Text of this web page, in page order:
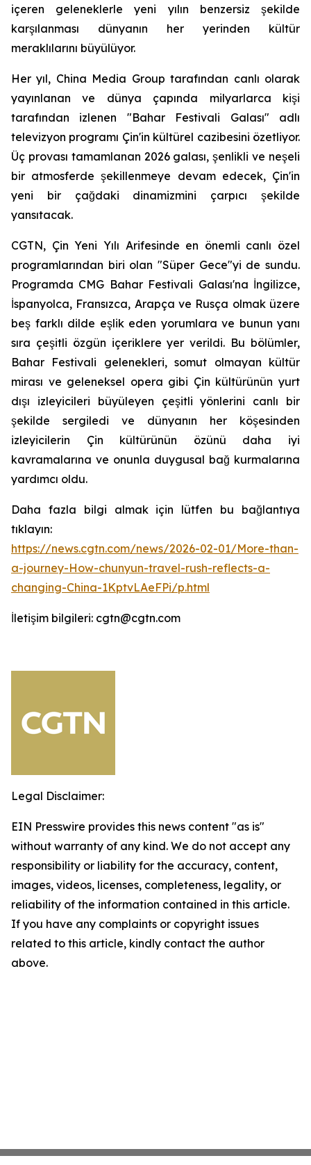
içeren geleneklerle yeni yılın benzersiz şekilde
karşılanması dünyanın her yerinden kültür
meraklılarını büyülüyor.
Her yıl, China Media Group tarafından canlı olarak
yayınlanan ve dünya çapında milyarlarca kişi
tarafından izlenen "Bahar Festivali Galası" adlı
televizyon programı Çin'in kültürel cazibesini özetliyor.
Üç provası tamamlanan 2026 galası, şenlikli ve neşeli
bir atmosferde şekillenmeye devam edecek, Çin'in
yeni bir çağdaki dinamizmini çarpıcı şekilde
yansıtacak.
CGTN, Çin Yeni Yılı Arifesinde en önemli canlı özel
programlarından biri olan "Süper Gece"yi de sundu.
Programda CMG Bahar Festivali Galası'na İngilizce,
İspanyolca, Fransızca, Arapça ve Rusça olmak üzere
beş farklı dilde eşlik eden yorumlara ve bunun yanı
sıra çeşitli özgün içeriklere yer verildi. Bu bölümler,
Bahar Festivali gelenekleri, somut olmayan kültür
mirası ve geleneksel opera gibi Çin kültürünün yurt
dışı izleyicileri büyüleyen çeşitli yönlerini canlı bir
şekilde sergiledi ve dünyanın her köşesinden
izleyicilerin Çin kültürünün özünü daha iyi
kavramalarına ve onunla duygusal bağ kurmalarına
yardımcı oldu.
Daha fazla bilgi almak için lütfen bu bağlantıya
tıklayın:
https://news.cgtn.com/news/2026-02-01/More-than-
a-journey-How-chunyun-travel-rush-reflects-a-
changing-China-1KptvLAeFPi/p.html
İletişim bilgileri: cgtn@cgtn.com
Legal Disclaimer:
EIN Presswire provides this news content "as is"
without warranty of any kind. We do not accept any
responsibility or liability for the accuracy, content,
images, videos, licenses, completeness, legality, or
reliability of the information contained in this article.
If you have any complaints or copyright issues
related to this article, kindly contact the author
above.